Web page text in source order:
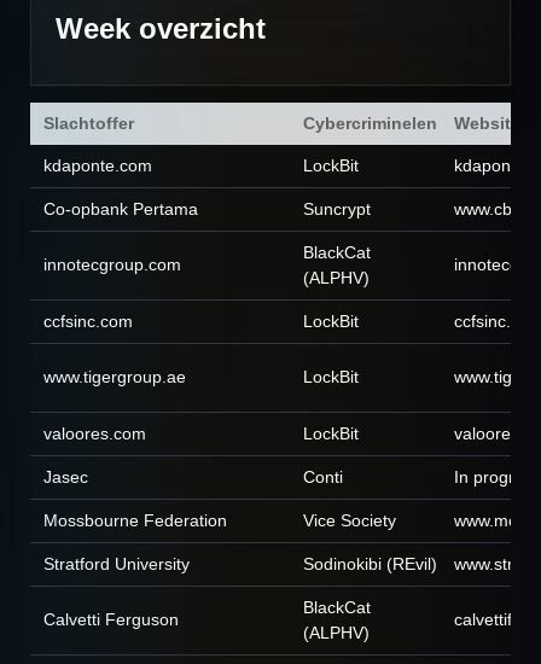
Week overzicht
Slachtoffer Cybercriminelen Website
kdaponte.com LockBit
Co-opbank Pertama Suncrypt
innotecgroup.com
BlackCat
(ALPHV)
ccfsinc.com LockBit
www.tigergroup.ae LockBit
valoores.com LockBit
Jasec Conti In progress
Mossbourne Federation Vice Society
Stratford University Sodinokibi (REvil)
Calvetti Ferguson
BlackCat
(ALPHV)